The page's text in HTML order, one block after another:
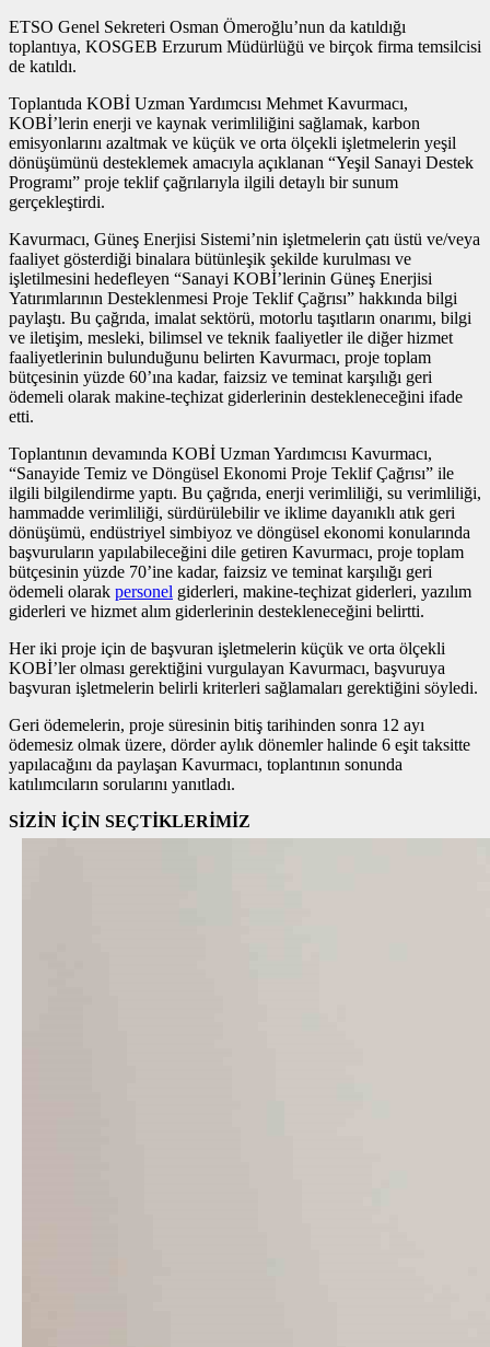
ETSO Genel Sekreteri Osman Ömeroğlu’nun da katıldığı
toplantıya, KOSGEB Erzurum Müdürlüğü ve birçok firma temsilcisi
de katıldı.
Toplantıda KOBİ Uzman Yardımcısı Mehmet Kavurmacı,
KOBİ’lerin enerji ve kaynak verimliliğini sağlamak, karbon
emisyonlarını azaltmak ve küçük ve orta ölçekli işletmelerin yeşil
dönüşümünü desteklemek amacıyla açıklanan “Yeşil Sanayi Destek
Programı” proje teklif çağrılarıyla ilgili detaylı bir sunum
gerçekleştirdi.
Kavurmacı, Güneş Enerjisi Sistemi’nin işletmelerin çatı üstü ve/veya
faaliyet gösterdiği binalara bütünleşik şekilde kurulması ve
işletilmesini hedefleyen “Sanayi KOBİ’lerinin Güneş Enerjisi
Yatırımlarının Desteklenmesi Proje Teklif Çağrısı” hakkında bilgi
paylaştı. Bu çağrıda, imalat sektörü, motorlu taşıtların onarımı, bilgi
ve iletişim, mesleki, bilimsel ve teknik faaliyetler ile diğer hizmet
faaliyetlerinin bulunduğunu belirten Kavurmacı, proje toplam
bütçesinin yüzde 60’ına kadar, faizsiz ve teminat karşılığı geri
ödemeli olarak makine-teçhizat giderlerinin destekleneceğini ifade
etti.
Toplantının devamında KOBİ Uzman Yardımcısı Kavurmacı,
“Sanayide Temiz ve Döngüsel Ekonomi Proje Teklif Çağrısı” ile
ilgili bilgilendirme yaptı. Bu çağrıda, enerji verimliliği, su verimliliği,
hammadde verimliliği, sürdürülebilir ve iklime dayanıklı atık geri
dönüşümü, endüstriyel simbiyoz ve döngüsel ekonomi konularında
başvuruların yapılabileceğini dile getiren Kavurmacı, proje toplam
bütçesinin yüzde 70’ine kadar, faizsiz ve teminat karşılığı geri
ödemeli olarak personel giderleri, makine-teçhizat giderleri, yazılım
giderleri ve hizmet alım giderlerinin destekleneceğini belirtti.
Her iki proje için de başvuran işletmelerin küçük ve orta ölçekli
KOBİ’ler olması gerektiğini vurgulayan Kavurmacı, başvuruya
başvuran işletmelerin belirli kriterleri sağlamaları gerektiğini söyledi.
Geri ödemelerin, proje süresinin bitiş tarihinden sonra 12 ayı
ödemesiz olmak üzere, dörder aylık dönemler halinde 6 eşit taksitte
yapılacağını da paylaşan Kavurmacı, toplantının sonunda
katılımcıların sorularını yanıtladı.
SİZİN İÇİN SEÇTİKLERİMİZ